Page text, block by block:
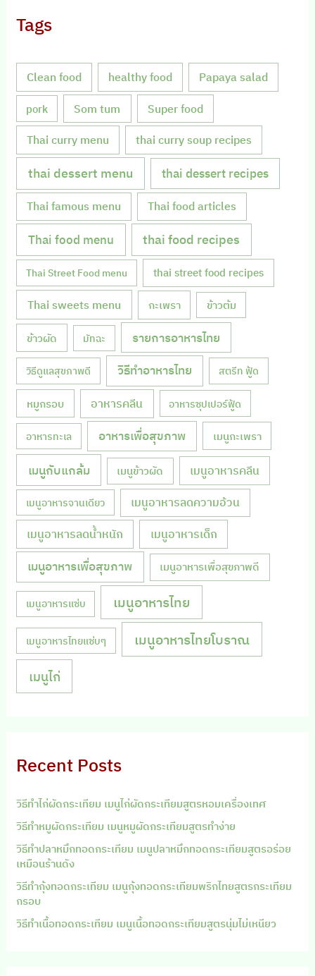
Tags
Clean food healthy food Papaya salad
pork Som tum Super food
Thai curry menu thai curry soup recipes
thai dessert menu thai dessert recipes
Thai famous menu Thai food articles
Thai food menu thai food recipes
Thai Street Food menu thai street food recipes
Thai sweets menu กะเพรา ข้าวต้ม
ข้าวผัด มัทฉะ รายการอาหารไทย
วิธีดูแลสุขภาพดี วิธีทำอาหารไทย สตรีท ฟู้ด
หมูกรอบ อาหารคลีน อาหารซุปเปอร์ฟู้ด
อาหารทะเล อาหารเพื่อสุขภาพ เมนูกะเพรา
เมนูกับแกล้ม เมนูข้าวผัด เมนูอาหารคลีน
เมนูอาหารจานเดียว เมนูอาหารลดความอ้วน
เมนูอาหารลดน้ำหนัก เมนูอาหารเด็ก
เมนูอาหารเพื่อสุขภาพ เมนูอาหารเพื่อสุขภาพดี
เมนูอาหารแซ่บ เมนูอาหารไทย
เมนูอาหารไทยแซ่บๆ เมนูอาหารไทยโบราณ
เมนูไก่
Recent Posts
วิธีทำไก่ผัดกระเทียม เมนูไก่ผัดกระเทียมสูตรหอมเครื่องเทศ
วิธีทำหมูผัดกระเทียม เมนูหมูผัดกระเทียมสูตรทำง่าย
วิธีทำปลาหมึกทอดกระเทียม เมนูปลาหมึกทอดกระเทียมสูตรอร่อย
เหมือนร้านดัง
วิธีทำกุ้งทอดกระเทียม เมนูกุ้งทอดกระเทียมพริกไทยสูตรกระเทียม
กรอบ
วิธีทำเนื้อทอดกระเทียม เมนูเนื้อทอดกระเทียมสูตรนุ่มไม่เหนียว